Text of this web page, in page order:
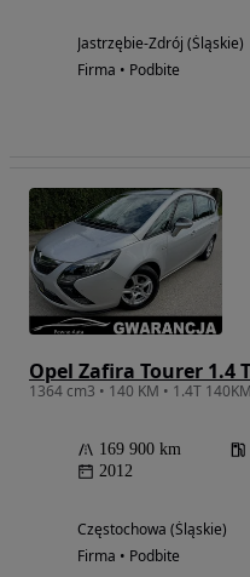
Jastrzębie-Zdrój (Śląskie)
Firma • Podbite
169 900 km
2012
Częstochowa (Śląskie)
Firma • Podbite